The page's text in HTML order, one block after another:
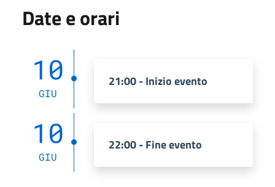
Date e orari
10
GIU
21:00 - Inizio evento
10
GIU
22:00 - Fine evento